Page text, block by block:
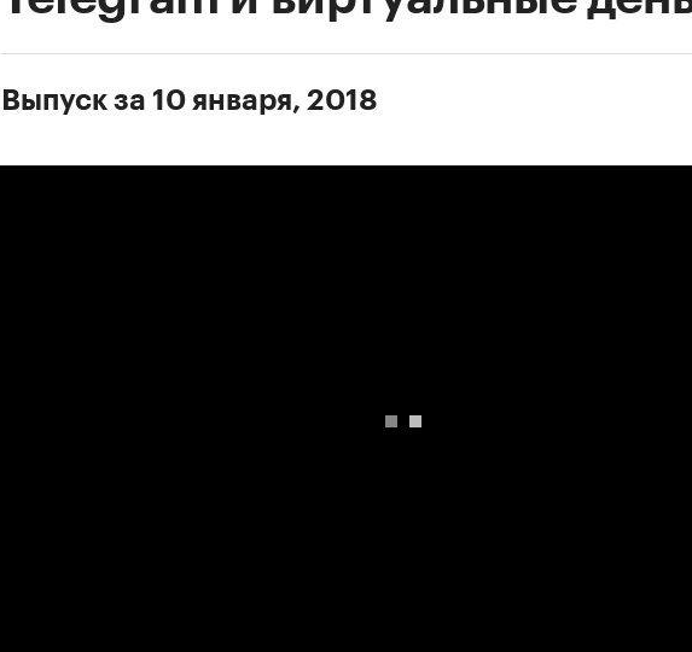
Выпуск за 10 января, 2018